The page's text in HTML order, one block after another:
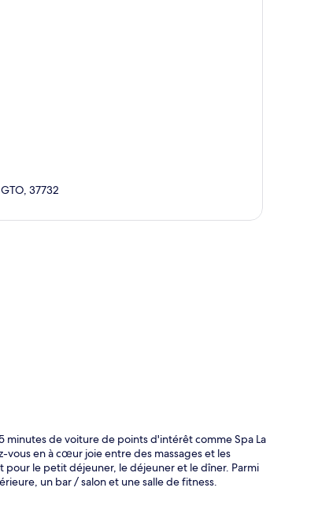
37732
minutes de voiture de points d'intérêt comme Spa La
en à cœur joie entre des massages et les
pour le petit déjeuner, le déjeuner et le dîner. Parmi
un bar / salon et une salle de fitness.